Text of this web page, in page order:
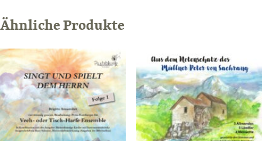
Veeh-
Harfe
Ähnliche Produkte